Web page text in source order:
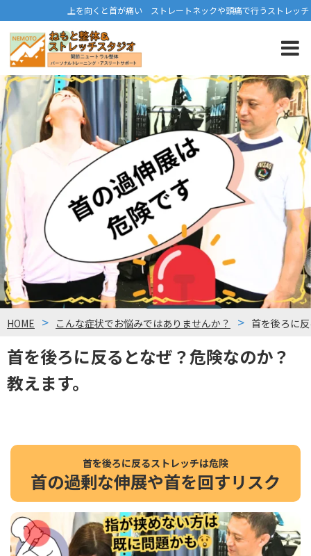
上を向くと首が痛い ストレートネックや頭痛で行うストレッチ
首を後ろに反るとなぜ？危険なのか？
教えます。
HOME こんな症状でお悩みではありませんか？ 首を後ろに
首を後ろに反るストレッチは危険
首の過剰な伸展や首を回すリスク